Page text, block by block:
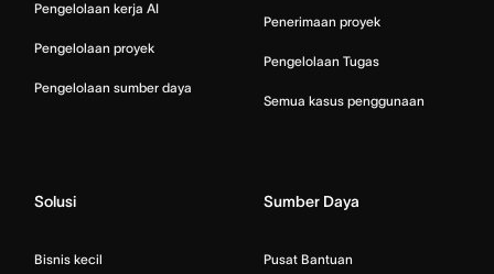
Pengelolaan kerja AI
Pengelolaan proyek
Pengelolaan sumber daya
Penerimaan proyek
Pengelolaan Tugas
Semua kasus penggunaan
Solusi
Bisnis kecil
Sumber Daya
Pusat Bantuan